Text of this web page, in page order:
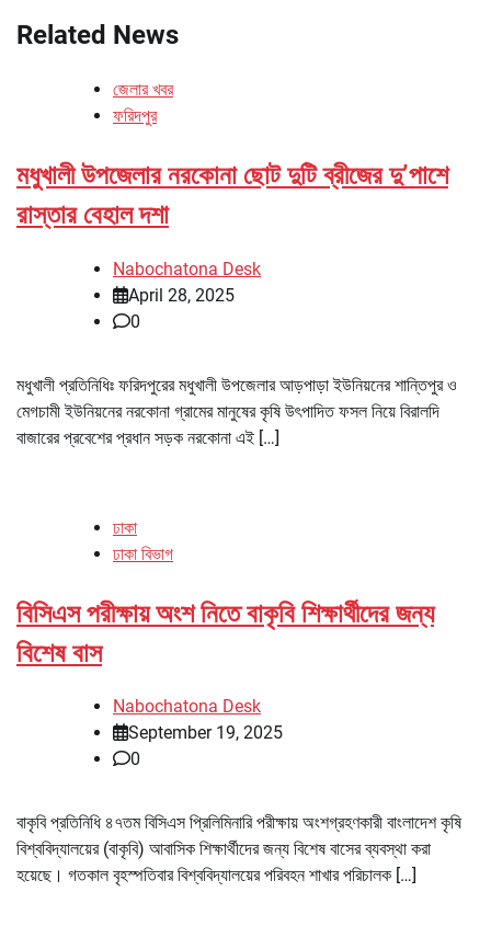
Related News
জেলার খবর
ফরিদপুর
মধুখালী উপজেলার নরকোনা ছোট দুটি ব্রীজের দু’পাশে
রাস্তার বেহাল দশা
Nabochatona Desk
April 28, 2025
0
মধুখালী প্রতিনিধিঃ ফরিদপুরের মধুখালী উপজেলার আড়পাড়া ইউনিয়নের শান্তিপুর ও
মেগচামী ইউনিয়নের নরকোনা গ্রামের মানুষের কৃষি উৎপাদিত ফসল নিয়ে বিরালদি
বাজারের প্রবেশের প্রধান সড়ক নরকোনা এই […]
ঢাকা
ঢাকা বিভাগ
বিসিএস পরীক্ষায় অংশ নিতে বাকৃবি শিক্ষার্থীদের জন্য
বিশেষ বাস
Nabochatona Desk
September 19, 2025
0
বাকৃবি প্রতিনিধি ৪৭তম বিসিএস প্রিলিমিনারি পরীক্ষায় অংশগ্রহণকারী বাংলাদেশ কৃষি
বিশ্ববিদ্যালয়ের (বাকৃবি) আবাসিক শিক্ষার্থীদের জন্য বিশেষ বাসের ব্যবস্থা করা
হয়েছে। গতকাল বৃহস্পতিবার বিশ্ববিদ্যালয়ের পরিবহন শাখার পরিচালক […]